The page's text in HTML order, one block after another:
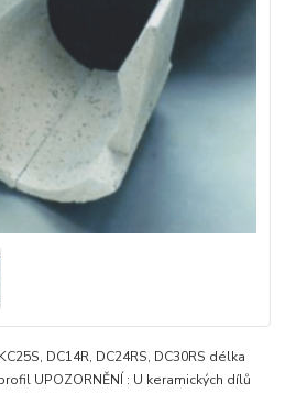
DC14R, DC24RS, DC30RS délka
UPOZORNĚNÍ : U keramických dílů